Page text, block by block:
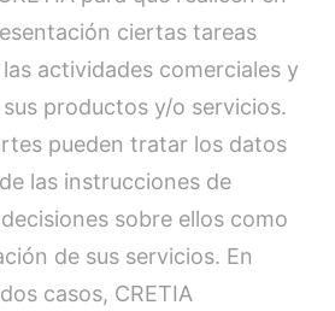
ciertas tareas
actividades comerciales y
productos y/o servicios.
pueden tratar los datos
las instrucciones de
sobre ellos como
de sus servicios. En
casos, CRETIA